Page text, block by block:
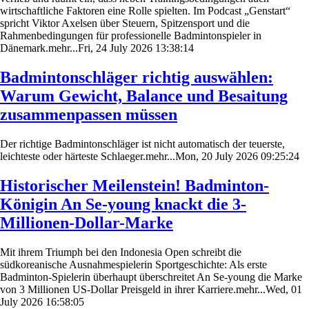
wirtschaftliche Faktoren eine Rolle spielten. Im Podcast „Genstart“
spricht Viktor Axelsen über Steuern, Spitzensport und die
Rahmenbedingungen für professionelle Badmintonspieler in
Dänemark.mehr...Fri, 24 July 2026 13:38:14
Badmintonschläger richtig auswählen:
Warum Gewicht, Balance und Besaitung
zusammenpassen müssen
Der richtige Badmintonschläger ist nicht automatisch der teuerste,
leichteste oder härteste Schlaeger.mehr...Mon, 20 July 2026 09:25:24
Historischer Meilenstein! Badminton-
Königin An Se-young knackt die 3-
Millionen-Dollar-Marke
Mit ihrem Triumph bei den Indonesia Open schreibt die
südkoreanische Ausnahmespielerin Sportgeschichte: Als erste
Badminton-Spielerin überhaupt überschreitet An Se-young die Marke
von 3 Millionen US-Dollar Preisgeld in ihrer Karriere.mehr...Wed, 01
July 2026 16:58:05